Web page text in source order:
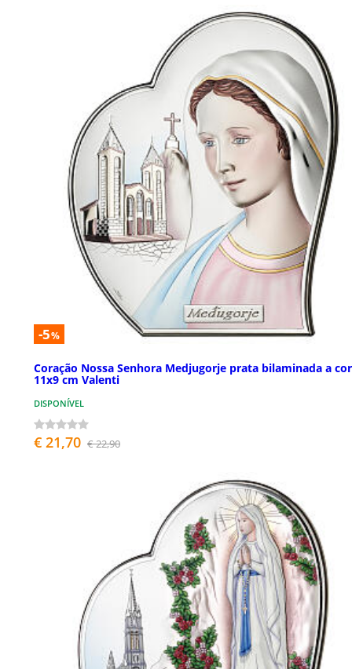
-5%
Coração Nossa Senhora Medjugorje prata bilaminada a
11x9 cm Valenti
DISPONÍVEL
€ 21,70 € 22,90